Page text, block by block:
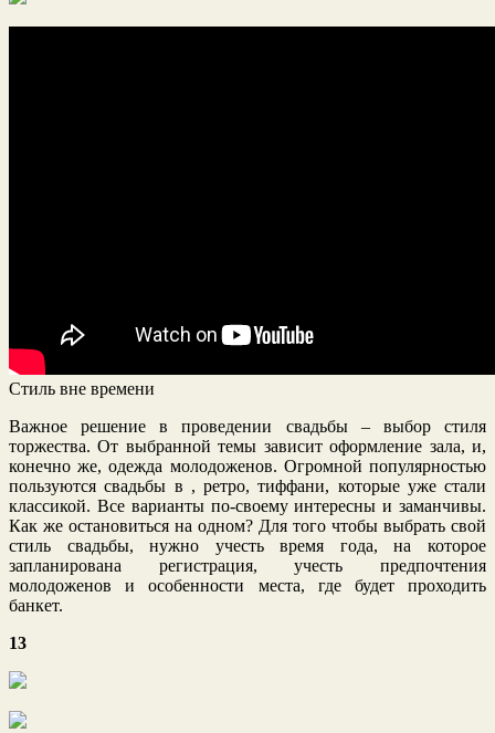
Стиль вне времени
Важное решение в проведении свадьбы – выбор стиля
торжества. От выбранной темы зависит оформление зала, и,
конечно же, одежда молодоженов. Огромной популярностью
пользуются свадьбы в , ретро, тиффани, которые уже стали
классикой. Все варианты по-своему интересны и заманчивы.
Как же остановиться на одном? Для того чтобы выбрать свой
стиль свадьбы, нужно учесть время года, на которое
запланирована регистрация, учесть предпочтения
молодоженов и особенности места, где будет проходить
банкет.
13